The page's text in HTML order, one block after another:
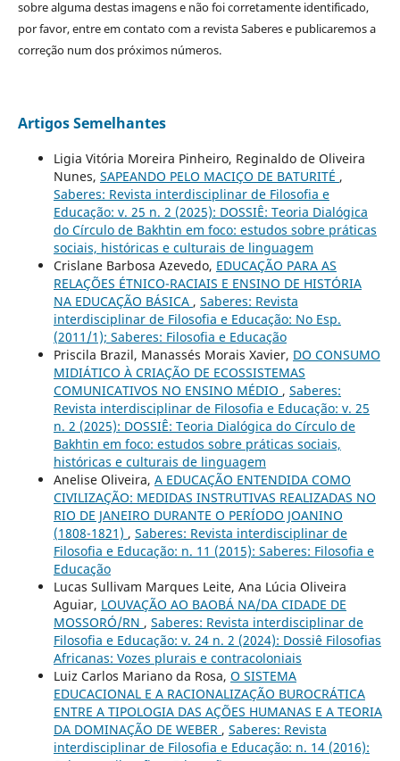
sobre alguma destas imagens e não foi corretamente identificado,
por favor, entre em contato com a revista Saberes e publicaremos a
correção num dos próximos números.
Artigos Semelhantes
Ligia Vitória Moreira Pinheiro, Reginaldo de Oliveira
Nunes, SAPEANDO PELO MACIÇO DE BATURITÉ ,
Saberes: Revista interdisciplinar de Filosofia e
Educação: v. 25 n. 2 (2025): DOSSIÊ: Teoria Dialógica
do Círculo de Bakhtin em foco: estudos sobre práticas
sociais, históricas e culturais de linguagem
Crislane Barbosa Azevedo, EDUCAÇÃO PARA AS
RELAÇÕES ÉTNICO-RACIAIS E ENSINO DE HISTÓRIA
NA EDUCAÇÃO BÁSICA , Saberes: Revista
interdisciplinar de Filosofia e Educação: No Esp.
(2011/1); Saberes: Filosofia e Educação
Priscila Brazil, Manassés Morais Xavier, DO CONSUMO
MIDIÁTICO À CRIAÇÃO DE ECOSSISTEMAS
COMUNICATIVOS NO ENSINO MÉDIO , Saberes:
Revista interdisciplinar de Filosofia e Educação: v. 25
n. 2 (2025): DOSSIÊ: Teoria Dialógica do Círculo de
Bakhtin em foco: estudos sobre práticas sociais,
históricas e culturais de linguagem
Anelise Oliveira, A EDUCAÇÃO ENTENDIDA COMO
CIVILIZAÇÃO: MEDIDAS INSTRUTIVAS REALIZADAS NO
RIO DE JANEIRO DURANTE O PERÍODO JOANINO
(1808-1821) , Saberes: Revista interdisciplinar de
Filosofia e Educação: n. 11 (2015): Saberes: Filosofia e
Educação
Lucas Sullivam Marques Leite, Ana Lúcia Oliveira
Aguiar, LOUVAÇÃO AO BAOBÁ NA/DA CIDADE DE
MOSSORÓ/RN , Saberes: Revista interdisciplinar de
Filosofia e Educação: v. 24 n. 2 (2024): Dossiê Filosofias
Africanas: Vozes plurais e contracoloniais
Luiz Carlos Mariano da Rosa, O SISTEMA
EDUCACIONAL E A RACIONALIZAÇÃO BUROCRÁTICA
ENTRE A TIPOLOGIA DAS AÇÕES HUMANAS E A TEORIA
DA DOMINAÇÃO DE WEBER , Saberes: Revista
interdisciplinar de Filosofia e Educação: n. 14 (2016):